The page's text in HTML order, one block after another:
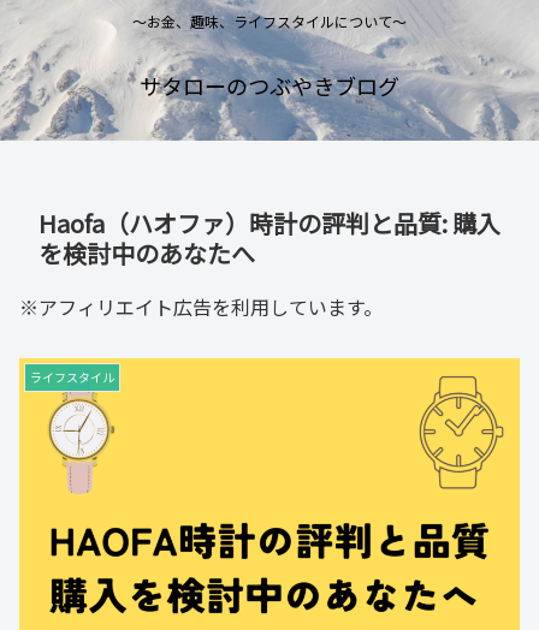
～お金、趣味、ライフスタイルについて～
サタローのつぶやきブログ
Haofa（ハオファ）時計の評判と品質: 購入
を検討中のあなたへ
※アフィリエイト広告を利用しています。
ライフスタイル